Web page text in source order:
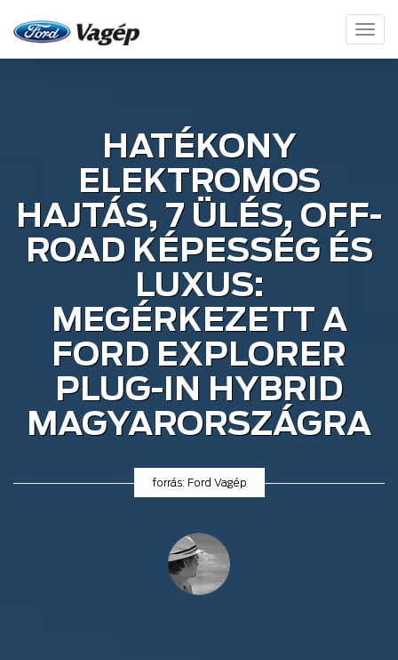
HATÉKONY
ELEKTROMOS
HAJTÁS, 7 ÜLÉS, OFF-
ROAD KÉPESSÉG ÉS
LUXUS:
MEGÉRKEZETT A
FORD EXPLORER
PLUG-IN HYBRID
MAGYARORSZÁGRA
forrás: Ford Vagép